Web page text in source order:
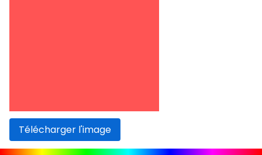
Télécharger l'image